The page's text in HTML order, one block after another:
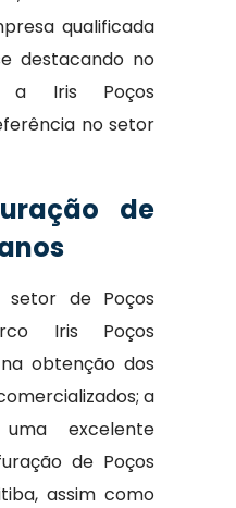
qualificada
destacando no
a Iris Poços
no setor
de
setor de Poços
Iris Poços
obtenção dos
a
excelente
de Poços
assim como